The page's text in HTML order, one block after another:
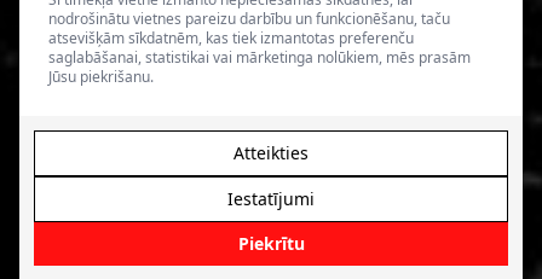
nodrošinātu vietnes pareizu darbību un funkcionēšanu, taču
atsevišķām sīkdatnēm, kas tiek izmantotas preferenču
saglabāšanai, statistikai vai mārketinga nolūkiem, mēs prasām
Jūsu piekrišanu.
Piekrītu
Iestatījumi
Atteikties
© 2026 4SPEED.LV. Visas tiesības aizsargātas.
veikala izveide - Magecode.